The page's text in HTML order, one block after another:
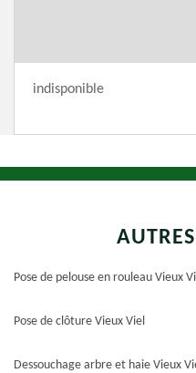
indisponible
Pose de pelouse en rouleau Vieux
Pose de clôture Vieux Viel
Dessouchage arbre et haie Vieux